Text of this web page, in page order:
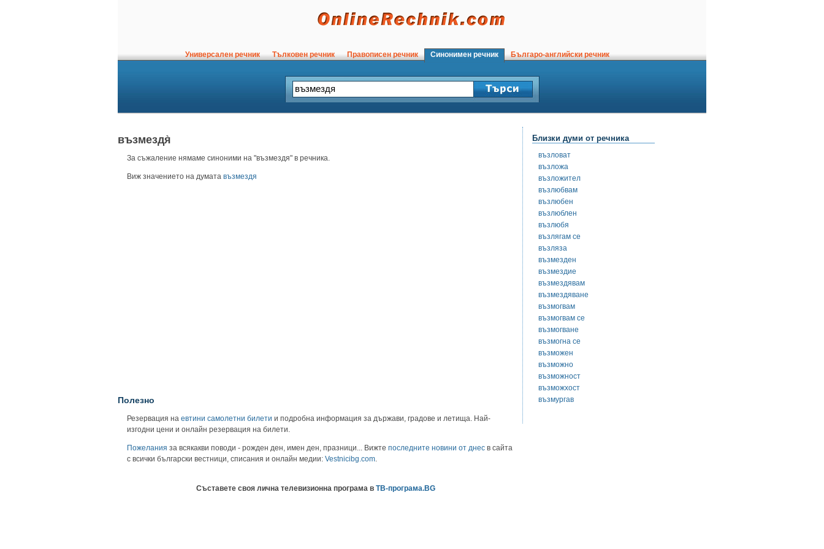
Универсален речник Тълковен речник Правописен речник Синонимен речник Българо-английски речник
възмездя̀
За съжаление нямаме синоними на "възмездя" в речника.
Виж значението на думата възмездя
Полезно
Резервация на евтини самолетни билети и подробна информация за държави, градове и летища. Най-
изгодни цени и онлайн резервация на билети.
Пожелания за всякакви поводи - рожден ден, имен ден, празници... Вижте последните новини от днес в сайта
с всички български вестници, списания и онлайн медии: Vestnicibg.com
Съставете своя лична телевизионна програма в ТВ-програма.BG
Близки думи от речника
възловат
възложа
възложител
възлюбвам
възлюбен
възлюблен
възлюбя
възлягам се
възляза
възмезден
възмездие
възмездявам
възмездяване
възмогвам
възмогвам се
възмогване
възмогна се
възможен
възможно
възможност
възможхост
възмургав